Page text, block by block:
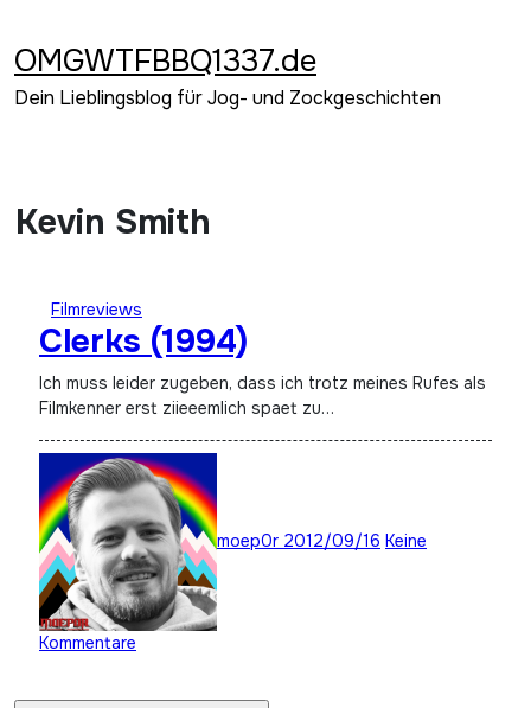
springen
OMGWTFBBQ1337.de
Dein Lieblingsblog für Jog- und Zockgeschichten
Kevin Smith
Filmreviews
Clerks (1994)
Ich muss leider zugeben, dass ich trotz meines Rufes als
Filmkenner erst ziieeemlich spaet zu…
moep0r 2012/09/16 Keine
Kommentare